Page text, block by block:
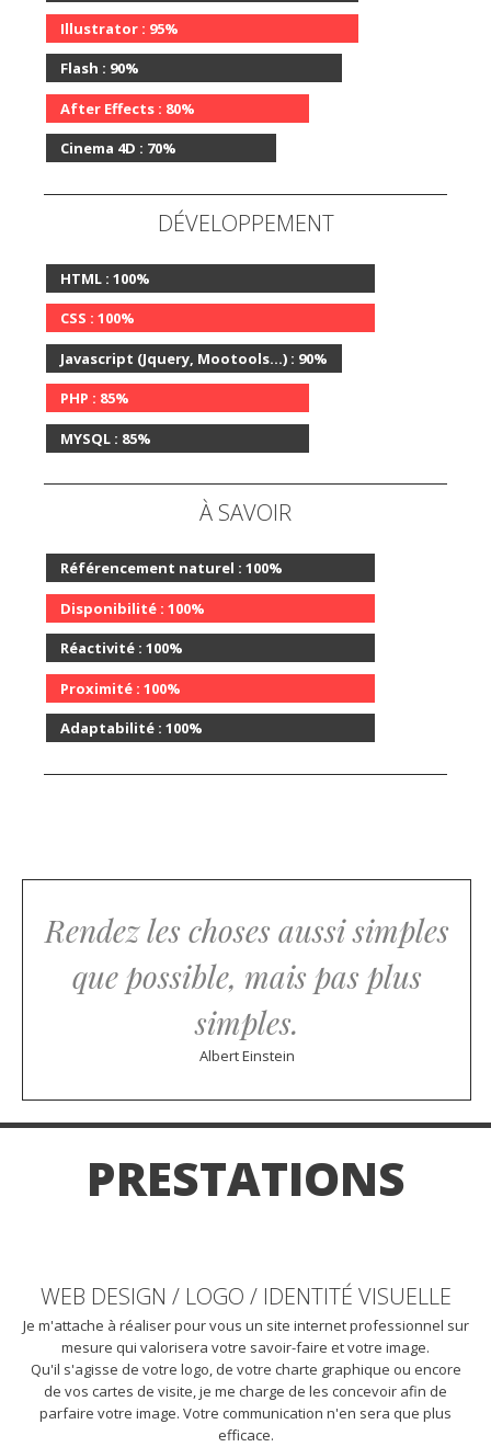
Illustrator : 95%
Flash : 90%
After Effects : 80%
Cinema 4D : 70%
DÉVELOPPEMENT
HTML : 100%
CSS : 100%
Javascript (Jquery, Mootools...) : 90%
PHP : 85%
MYSQL : 85%
À SAVOIR
Référencement naturel : 100%
Disponibilité : 100%
Réactivité : 100%
Proximité : 100%
Adaptabilité : 100%
Rendez les choses aussi simples
que possible, mais pas plus
simples.
Albert Einstein
PRESTATIONS
WEB DESIGN / LOGO / IDENTITÉ VISUELLE
Je m'attache à réaliser pour vous un site internet professionnel sur
mesure qui valorisera votre savoir-faire et votre image.
Qu'il s'agisse de votre logo, de votre charte graphique ou encore
de vos cartes de visite, je me charge de les concevoir afin de
parfaire votre image. Votre communication n'en sera que plus
efficace.